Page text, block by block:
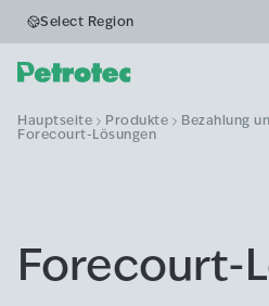
Select Region
Hauptseite Produkte
Bezahlung
Forecourt-Lösungen
Forecourt-